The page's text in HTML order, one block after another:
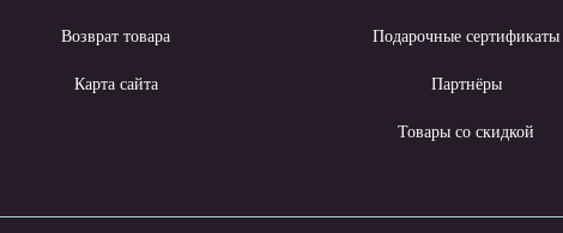
Возврат товара
Карта сайта
Подарочные сертификаты
Партнёры
Товары со скидкой